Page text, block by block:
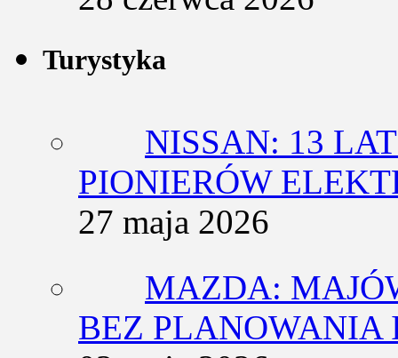
Turystyka
NISSAN: 13
PIONIERÓW
27 maja 2026
MAZDA:
BEZ PLANOWANIA